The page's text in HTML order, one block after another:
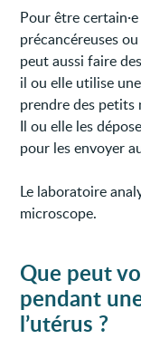
Pour être certain·e
précancéreuses
peut aussi faire
il ou elle utilise
prendre des petits
Il ou elle les
pour les envoyer
Le laboratoire
microscope.
Que peut
pendant
l’utérus ?